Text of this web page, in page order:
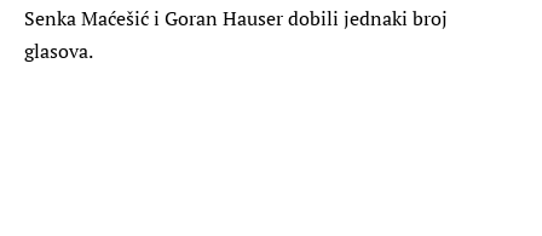
Senka Maćešić i Goran Hauser dobili jednaki broj
glasova.